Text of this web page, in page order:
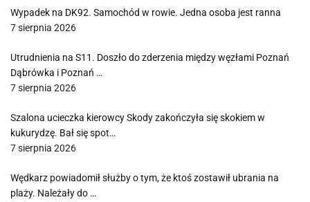
Wypadek na DK92. Samochód w rowie. Jedna osoba jest ranna
7 sierpnia 2026
Utrudnienia na S11. Doszło do zderzenia między węzłami Poznań
Dąbrówka i Poznań …
7 sierpnia 2026
Szalona ucieczka kierowcy Skody zakończyła się skokiem w
kukurydzę. Bał się spot…
7 sierpnia 2026
Wędkarz powiadomił służby o tym, że ktoś zostawił ubrania na
plaży. Należały do …